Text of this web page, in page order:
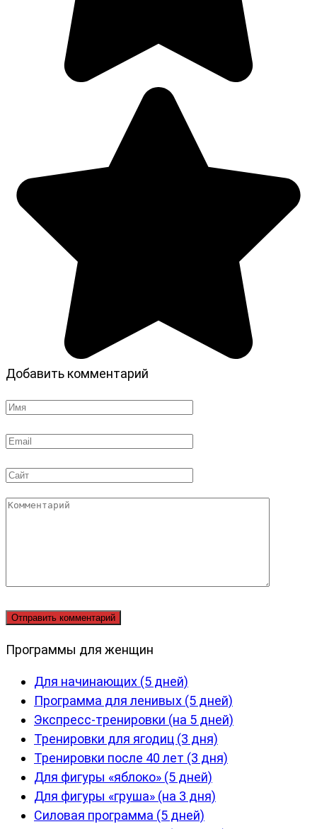
Добавить комментарий
Имя
Email
Сайт
Комментарий
Программы для женщин
Для начинающих (5 дней)
Программа для ленивых (5 дней)
Экспресс-тренировки (на 5 дней)
Тренировки для ягодиц (3 дня)
Тренировки после 40 лет (3 дня)
Для фигуры «яблоко» (5 дней)
Для фигуры «груша» (на 3 дня)
Силовая программа (5 дней)